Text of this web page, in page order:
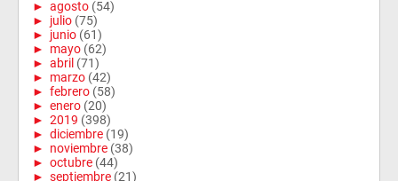
► agosto (54)
► julio (75)
► junio (61)
► mayo (62)
► abril (71)
► marzo (42)
► febrero (58)
► enero (20)
► 2019 (398)
► diciembre (19)
► noviembre (38)
► octubre (44)
► septiembre (21)